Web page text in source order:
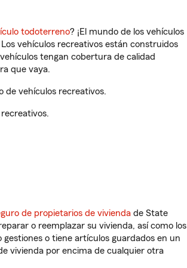
todoterreno? ¡El mundo de los vehículos
vehículos recreativos están construidos
tengan cobertura de calidad
que vaya.
de vehículos recreativos.
de propietarios de vivienda de State
o reemplazar su vivienda, así como los
o tiene artículos guardados en un
vivienda por encima de cualquier otra